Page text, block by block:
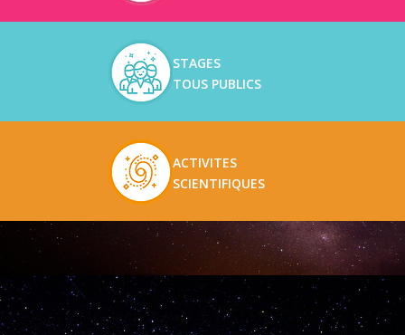
STAGES
TOUS PUBLICS
ACTIVITES
SCIENTIFIQUES